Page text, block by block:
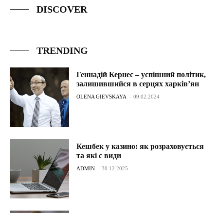
DISCOVER
TRENDING
Геннадій Кернес – успішний політик,
залишившийся в серцях харків’ян
OLENA GIEVSKAYA - 09.02.2024
Кешбек у казино: як розраховується
та які є види
ADMIN - 30.12.2025